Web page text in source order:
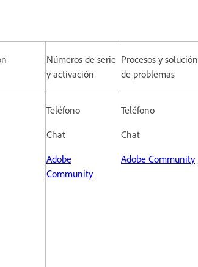
Números de serie
y activación
Procesos y solución
de problemas
Teléfono
Chat
Adobe
Community
Teléfono
Chat
Adobe Community